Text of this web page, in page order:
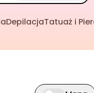
DepilacjaTatuaż i